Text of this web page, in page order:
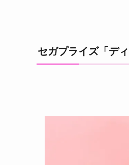
セガプライズ「デ